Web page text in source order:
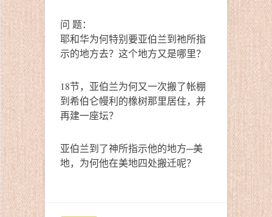
问 题：
耶和华为何特别要亚伯兰到祂所指
示的地方去？这个地方又是哪里？
18节，亚伯兰为何又一次搬了帐棚
到希伯仑幔利的橡树那里居住，并
再建一座坛？
亚伯兰到了神所指示他的地方─美
地，为何他在美地四处搬迁呢？